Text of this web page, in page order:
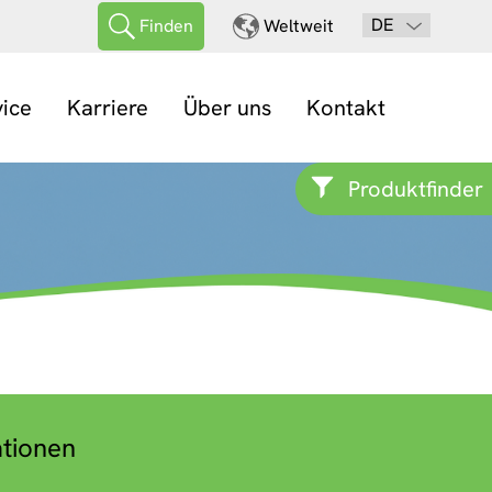
Finden Weltweit DE
Karriere Über uns Kontakt
Produktfinder